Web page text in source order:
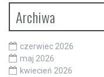
Archiwa
czerwiec 2026
maj 2026
kwiecień 2026